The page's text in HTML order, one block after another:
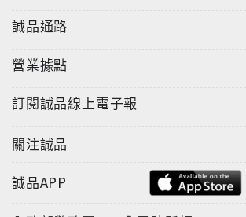
誠品通路
營業據點
訂閱誠品線上電子報
關注誠品
誠品APP